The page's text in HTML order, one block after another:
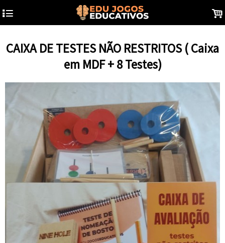
4 .
CAIXA DE TESTES NÃO RESTRITOS ( Caixa
em MDF + 8 Testes)